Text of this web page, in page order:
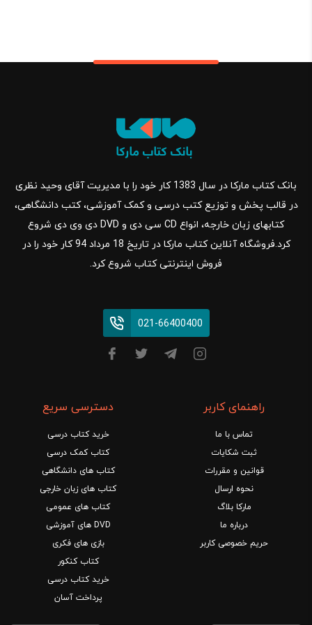
بانک کتاب مارکا در سال 1383 کار خود را با مدیریت آقای وحید نظری
در قالب پخش و توزیع کتب درسی و کمک آموزشی، کتب دانشگاهی،
کتابهای زبان خارجه، انواع CD سی دی و DVD دی وی دی شروع
کرد.فروشگاه آنلاین کتاب مارکا در تاریخ 18 مرداد 94 کار خود را در
فروش اینترنتی کتاب شروع کرد.
021-66400400
راهنمای کاربر
تماس با ما
ثبت شکایات
قوانین و مقررات
نحوه ارسال
مارکا بلاگ
درباره ما
حریم خصوصی کاربر
دسترسی سریع
خرید کتاب درسی
کتاب کمک درسی
کتاب های دانشگاهی
کتاب های زبان خارجی
کتاب های عمومی
DVD های آموزشی
بازی های فکری
کتاب کنکور
خرید کتاب درسی
پرداخت آسان